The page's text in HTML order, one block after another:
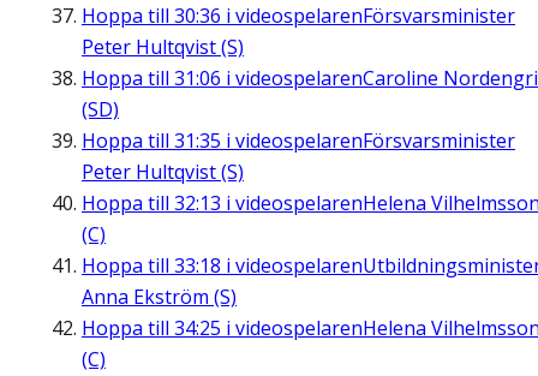
Hoppa till 30:36 i videospelarenFörsvarsminister
Peter Hultqvist (S)
Hoppa till 31:06 i videospelarenCaroline
(SD)
Hoppa till 31:35 i videospelarenFörsvarsminister
Peter Hultqvist (S)
Hoppa till 32:13 i videospelarenHelena
(C)
Hoppa till 33:18 i videospelaren
Anna Ekström (S)
Hoppa till 34:25 i videospelarenHelena
(C)